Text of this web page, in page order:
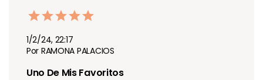
1/2/24, 22:17
Por RAMONA PALACIOS
Uno De Mis Favoritos